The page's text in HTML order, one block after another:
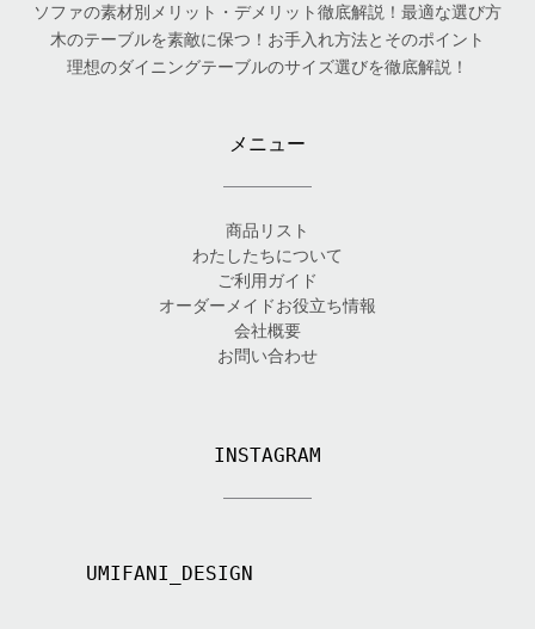
ソファの素材別メリット・デメリット徹底解説！最適な選び方
木のテーブルを素敵に保つ！お手入れ方法とそのポイント
理想のダイニングテーブルのサイズ選びを徹底解説！
メニュー
商品リスト
わたしたちについて
ご利用ガイド
オーダーメイドお役立ち情報
会社概要
お問い合わせ
INSTAGRAM
UMIFANI_DESIGN